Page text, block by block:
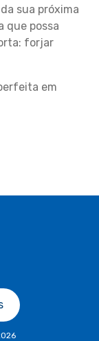
sua próxima
que possa
forjar
em